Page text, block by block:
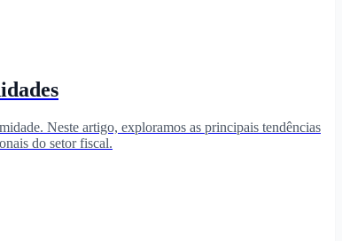
Neste artigo, exploramos as principais tendências
do setor fiscal.